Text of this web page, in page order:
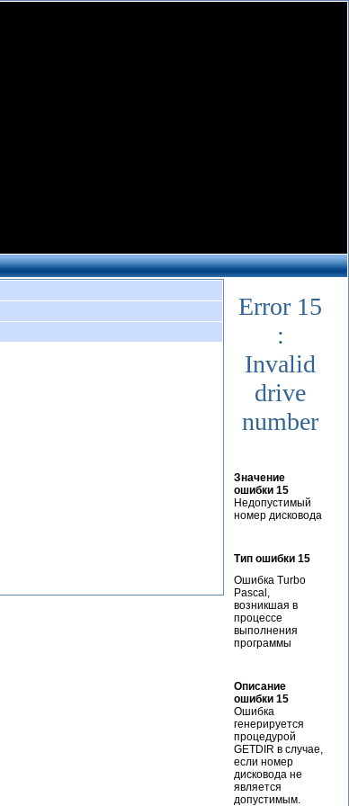
Error 15
:
Invalid
drive
number
Значение
ошибки 15
Недопустимый
номер дисковода
Тип ошибки 15
Ошибка Turbo
Pascal,
возникшая в
процессе
выполнения
программы
Описание
ошибки 15
Ошибка
генерируется
процедурой
GETDIR в случае,
если номер
дисковода не
является
допустимым.